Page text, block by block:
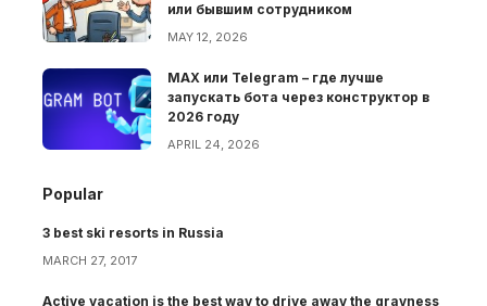
или бывшим сотрудником
MAY 12, 2026
MAX или Telegram – где лучше
запускать бота через конструктор в
2026 году
APRIL 24, 2026
Popular
3 best ski resorts in Russia
MARCH 27, 2017
Active vacation is the best way to drive away the grayness